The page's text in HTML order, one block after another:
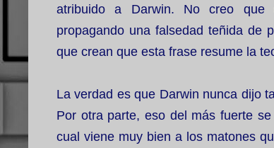
atribuido a Darwin. No creo que
propagando una falsedad teñida de
que crean que esta frase resume la
La verdad es que Darwin nunca dijo
Por otra parte, eso del más fuerte
cual viene muy bien a los matones